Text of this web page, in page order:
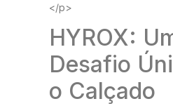
</p>
HYROX:
Desafio
o Calçado